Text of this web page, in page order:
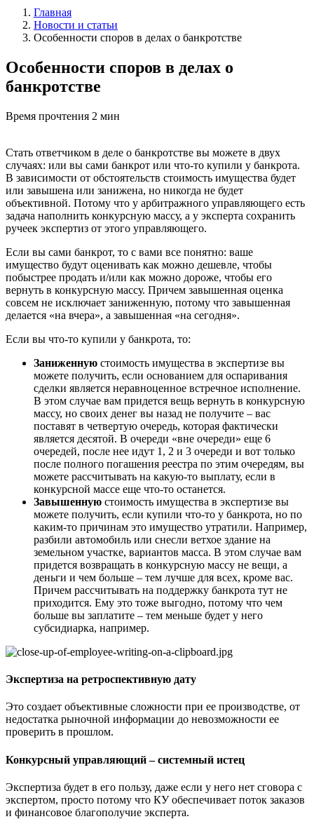
Главная
Новости и статьи
Особенности споров в делах о банкротстве
Особенности споров в делах о
банкротстве
Время прочтения 2 мин
Стать ответчиком в деле о банкротстве вы можете в двух
случаях: или вы сами банкрот или что-то купили у банкрота.
В зависимости от обстоятельств стоимость имущества будет
или завышена или занижена, но никогда не будет
объективной. Потому что у арбитражного управляющего есть
задача наполнить конкурсную массу, а у эксперта сохранить
ручеек экспертиз от этого управляющего.
Если вы сами банкрот, то с вами все понятно: ваше
имущество будут оценивать как можно дешевле, чтобы
побыстрее продать и/или как можно дороже, чтобы его
вернуть в конкурсную массу. Причем завышенная оценка
совсем не исключает заниженную, потому что завышенная
делается «на вчера», а завышенная «на сегодня».
Если вы что-то купили у банкрота, то:
Заниженную стоимость имущества в экспертизе вы
можете получить, если основанием для оспаривания
сделки является неравноценное встречное исполнение.
В этом случае вам придется вещь вернуть в конкурсную
массу, но своих денег вы назад не получите – вас
поставят в четвертую очередь, которая фактически
является десятой. В очереди «вне очереди» еще 6
очередей, после нее идут 1, 2 и 3 очереди и вот только
после полного погашения реестра по этим очередям, вы
можете рассчитывать на какую-то выплату, если в
конкурсной массе еще что-то останется.
Завышенную стоимость имущества в экспертизе вы
можете получить, если купили что-то у банкрота, но по
каким-то причинам это имущество утратили. Например,
разбили автомобиль или снесли ветхое здание на
земельном участке, вариантов масса. В этом случае вам
придется возвращать в конкурсную массу не вещи, а
деньги и чем больше – тем лучше для всех, кроме вас.
Причем рассчитывать на поддержку банкрота тут не
приходится. Ему это тоже выгодно, потому что чем
больше вы заплатите – тем меньше будет у него
субсидиарка, например.
Экспертиза на ретроспективную дату
Это создает объективные сложности при ее производстве, от
недостатка рыночной информации до невозможности ее
проверить в прошлом.
Конкурсный управляющий – системный истец
Экспертиза будет в его пользу, даже если у него нет сговора с
экспертом, просто потому что КУ обеспечивает поток заказов
и финансовое благополучие эксперта.